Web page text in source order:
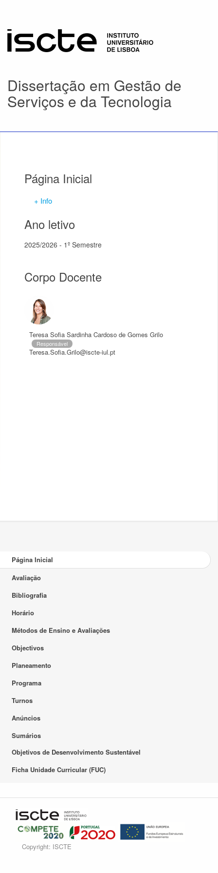
Dissertação em Gestão de
Serviços e da Tecnologia
Página Inicial
+ Info
Ano letivo
2025/2026 - 1º Semestre
Corpo Docente
Teresa Sofia Sardinha Cardoso de Gomes Grilo
Responsável
Teresa.Sofia.Grilo@iscte-iul.pt
Página Inicial
Avaliação
Bibliografia
Horário
Métodos de Ensino e Avaliações
Objectivos
Planeamento
Programa
Turnos
Anúncios
Sumários
Objetivos de Desenvolvimento Sustentável
Ficha Unidade Curricular (FUC)
Copyright: ISCTE